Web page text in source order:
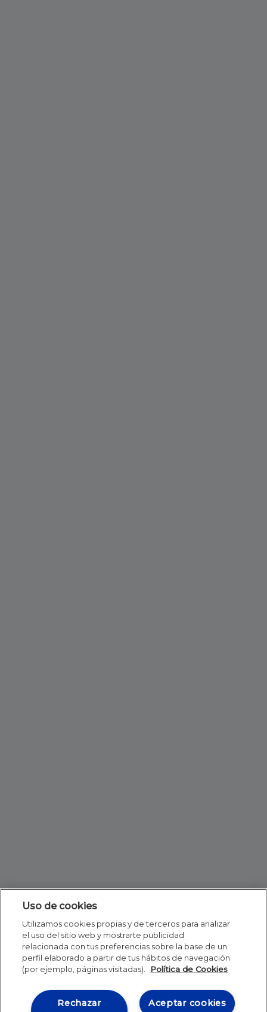
Uso de cookies
Utilizamos cookies propias y de terceros para analizar
el uso del sitio web y mostrarte publicidad
relacionada con tus preferencias sobre la base de un
perfil elaborado a partir de tus hábitos de navegación
(por ejemplo, páginas visitadas).
Política de Cookies
Aceptar cookies
Rechazar